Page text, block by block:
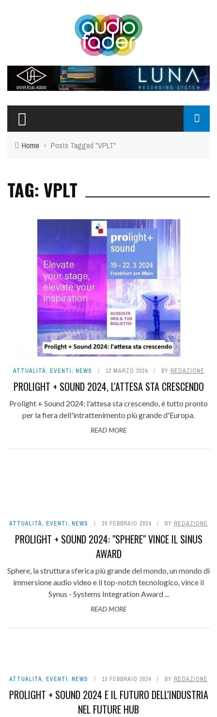
Home › Posts Tagged "VPLT"
TAG: VPLT
ATTUALITÀ, EVENTI, NEWS 12 MARZO 2024 BY REDAZIONE
PROLIGHT + SOUND 2024, L'ATTESA STA CRESCENDO
Prolight + Sound 2024: l'attesa sta crescendo, è tutto pronto
per la fiera dell'intrattenimento più grande d'Europa.
READ MORE
ATTUALITÀ, EVENTI, NEWS 20 FEBBRAIO 2024 BY REDAZIONE
PROLIGHT + SOUND 2024: "SPHERE" VINCE IL SINUS
AWARD
Sphere, la struttura sferica più grande del mondo, un mondo di
immersione audio video e il top-notch tecnologico, vince il
Synus - Systems Integration Award ...
READ MORE
ATTUALITÀ, EVENTI, NEWS 13 FEBBRAIO 2024 BY REDAZIONE
PROLIGHT + SOUND 2024 E IL FUTURO DELL'INDUSTRIA
NEL FUTURE HUB